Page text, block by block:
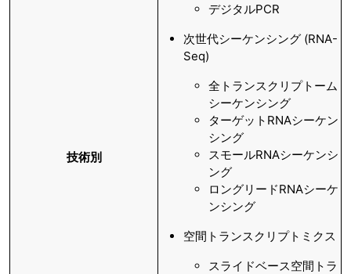
技術別
デジタルPCR
次世代シーケンシング (RNA-
Seq)
全トランスクリプトーム
シーケンシング
ターゲットRNAシーケン
シング
スモールRNAシーケンシ
ング
ロングリードRNAシーケ
ンシング
空間トランスクリプトミクス
スライドベース空間トラ